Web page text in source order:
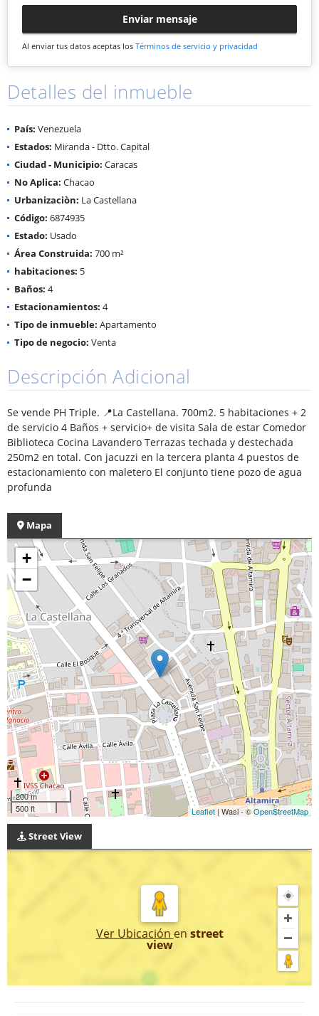
Enviar mensaje
Al enviar tus datos aceptas los Términos de servicio y privacidad
Detalles del inmueble
País: Venezuela
Estados: Miranda - Dtto. Capital
Ciudad - Municipio: Caracas
No Aplica: Chacao
Urbanizaciòn: La Castellana
Código: 6874935
Estado: Usado
Área Construida: 700 m²
habitaciones: 5
Baños: 4
Estacionamientos: 4
Tipo de inmueble: Apartamento
Tipo de negocio: Venta
Descripción Adicional
Se vende PH Triple. 📍La Castellana. 700m2. 5 habitaciones + 2
de servicio 4 Baños + servicio+ de visita Sala de estar Comedor
Biblioteca Cocina Lavandero Terrazas techada y destechada
250m2 en total. Con jacuzzi en la tercera planta 4 puestos de
estacionamiento con maletero El conjunto tiene pozo de agua
profunda
Mapa
+
−
200 m
500 ft
Leaflet | Wasi - ©OpenStreetMap
Street View
Ver Ubicación en street
view